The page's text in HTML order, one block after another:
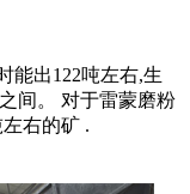
能出122吨左右,生
间。 对于雷蒙磨粉
右的矿 .